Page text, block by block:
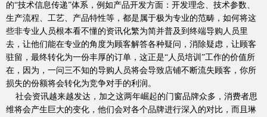
的“技术信息传递”体系，例如产品开发方面： 开发理念、技术参数、
生产流程、工艺、产品特性等，都是属于极为专业的范畴，如何将这
些非专业人员根本看不懂的资讯化繁为简并普及到终端导购人员里
去，让他们能在专业的角度为顾客解答各种疑问，消除疑虑，让顾客
驻留，最终转化为一份丰厚的订单，这正是“人员培训”工作的价值所
在，因为，一问三不知的导购人员将会导致店铺不断流失顾客，你所
损失的份额将会转化为竞争对手的利润。
社会资讯越来越发达，加之这两年崛起的门窗品牌众多，消费者思
维将会产生巨大的变化，他们会对各个品牌进行深入的对比，而且琳